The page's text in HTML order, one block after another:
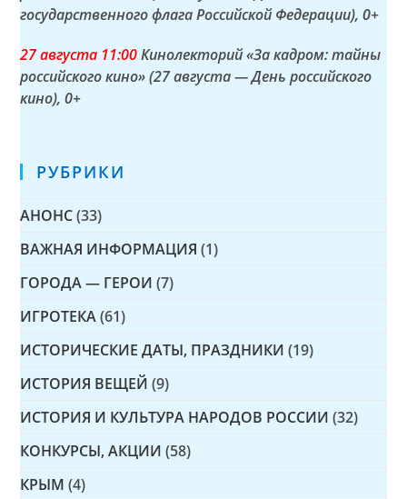
государственного флага Российской Федерации), 0+
27 августа 11:00Кинолекторий «За кадром: тайны
российского кино» (27 августа — День российского
кино), 0+
РУБРИКИ
АНОНС (33)
ВАЖНАЯ ИНФОРМАЦИЯ (1)
ГОРОДА — ГЕРОИ (7)
ИГРОТЕКА (61)
ИСТОРИЧЕСКИЕ ДАТЫ, ПРАЗДНИКИ (19)
ИСТОРИЯ ВЕЩЕЙ (9)
ИСТОРИЯ И КУЛЬТУРА НАРОДОВ РОССИИ (32)
КОНКУРСЫ, АКЦИИ (58)
КРЫМ (4)